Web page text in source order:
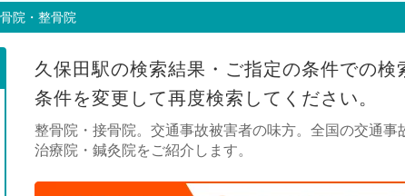
院・整骨院
久保田駅の検索結果・ご指定の条件での検
条件を変更して再度検索してください。
整骨院・接骨院。交通事故被害者の味方。全国の交通
治療院・鍼灸院をご紹介します。